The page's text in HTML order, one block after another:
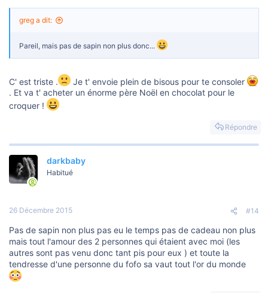
greg a dit:
Pareil, mais pas de sapin non plus donc...
C' est triste .
Je t' envoie plein de bisous pour te consoler
. Et va t' acheter un énorme père Noël en chocolat pour le
croquer !
Répondre
darkbaby
Habitué
26 Décembre 2015 #14
Pas de sapin non plus pas eu le temps pas de cadeau non plus
mais tout l'amour des 2 personnes qui étaient avec moi (les
autres sont pas venu donc tant pis pour eux ) et toute la
tendresse d'une personne du fofo sa vaut tout l'or du monde